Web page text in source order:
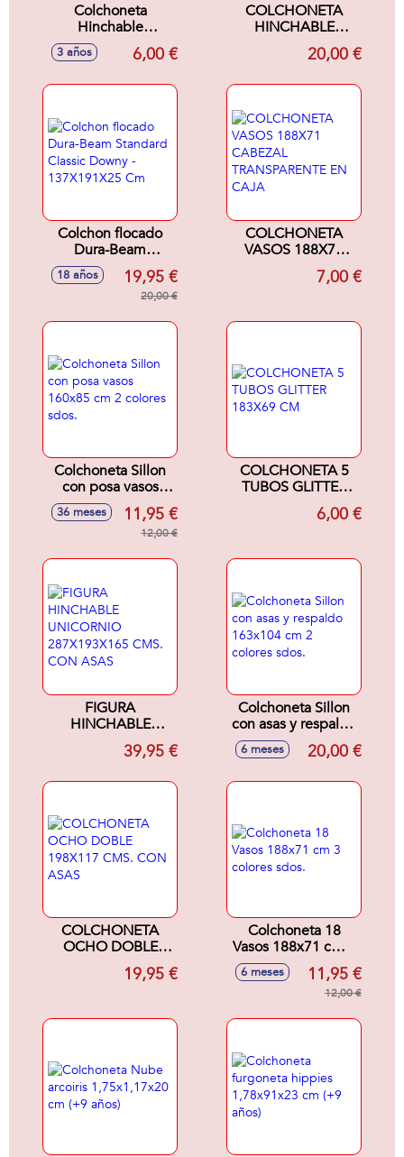
Colchoneta
Hinchable
Corazones 170 cm -
Modelos surtidos
3 años 6,00 €
COLCHONETA
HINCHABLE
SANDIA
REDONDA 183
20,00 €
Colchon flocado
Dura-Beam
Standard Classic
Downy -
137X191X25 Cm
18 años 19,95 €
20,00 €
COLCHONETA
VASOS 188X71
CABEZAL
TRANSPARENTE
7,00 €
Colchoneta Sillon
con posa vasos
160x85 cm 2
colores sdos.
36 meses 11,95 €
12,00 €
COLCHONETA 5
TUBOS GLITTER
183X69 CM6,00 €
FIGURA
HINCHABLE
UNICORNIO
287X193X165
39,95 €
Colchoneta Sillon
con asas y respaldo
163x104 cm 2
colores sdos.
6 meses 20,00 €
COLCHONETA
OCHO DOBLE
198X117 CMS.
CON ASAS19,95 €
Colchoneta 18
Vasos 188x71 cm 3
colores sdos.
6 meses 11,95 €
12,00 €